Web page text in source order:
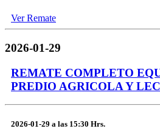
Ver Remate
2026-01-29
REMATE COMPLETO
PREDIO AGRICOLA Y
2026-01-29 a las 15:30 Hrs.